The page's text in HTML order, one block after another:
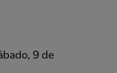
9 de